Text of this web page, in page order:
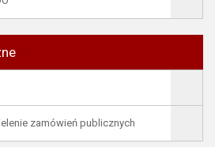
zamówień publicznych